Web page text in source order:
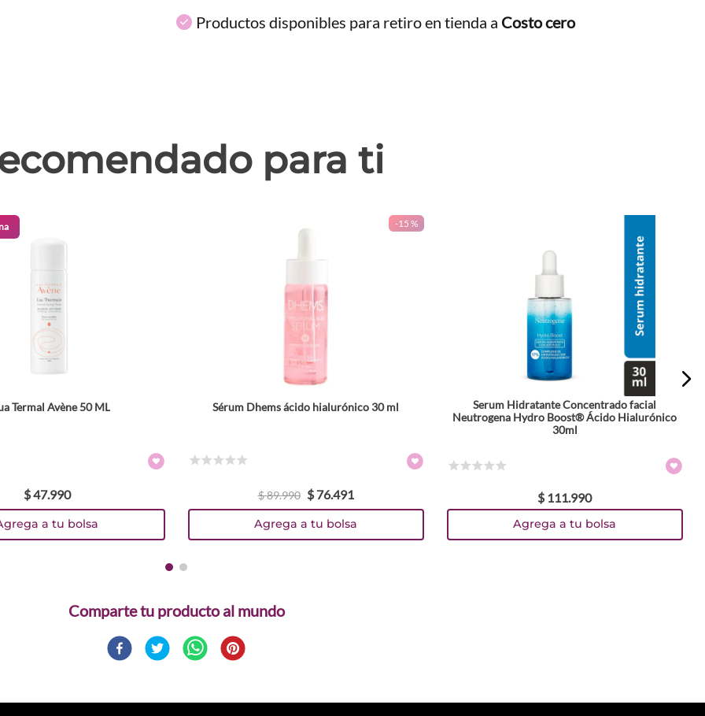
Productos disponibles para retiro en tienda a Costo cero
para ti
Termal Avène 50 ML
$47.990
a tu bolsa
-15 %
Sérum Dhems ácido hialurónico 30 ml
$89.990 $ 76.491
Agrega a tu bolsa
Serum Hidratante Concentrado facial
Neutrogena Hydro Boost® Ácido Hialurónico
30ml
$ 111.990
Agrega a tu bolsa
Comparte